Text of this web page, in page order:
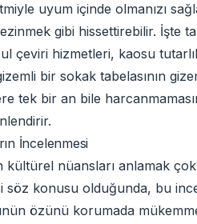
uyum içinde olmanızı
gibi hissettirebilir. İşte
çeviri hizmetleri, kaosu
bir sokak tabelasının
tek bir an bile
İncelenmesi
nüansları anlamak
söz konusu olduğunda, bu
özünü korumada